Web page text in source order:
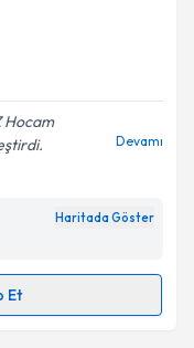
randevu almanız
ile
ilişkin
Aydınlatma
belirtilen
Hocam
Devamı
Haritada Göster
Et